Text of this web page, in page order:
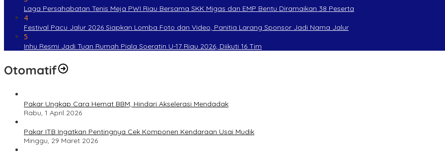
Laga Persahabatan Tenis Meja PWI Riau Bersama SKK Migas dan EMP Bentu Diramaikan 38 Peserta
4
Festival Pacu Jalur 2026 Siapkan Lomba Foto dan Video, Panitia Larang Sponsor Jadi Nama Jalur
5
Inhu Resmi Jadi Tuan Rumah Piala Soeratin U-17 Riau 2026, Diikuti 16 Tim
Otomatif
Pakar Ungkap Cara Hemat BBM, Hindari Akselerasi Mendadak
Rabu, 1 April 2026
Pakar ITB Ingatkan Pentingnya Cek Komponen Kendaraan Usai Mudik
Minggu, 29 Maret 2026